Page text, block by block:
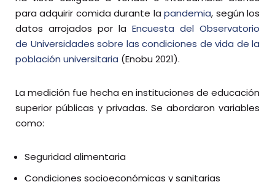
para adquirir comida durante lapandemia, según los
datos arrojados por la Encuesta del Observatorio
de Universidades sobre las condiciones de vida de la
población universitaria (Enobu 2021).
La medición fue hecha en instituciones de educación
superior públicas y privadas. Se abordaron variables
como:
Seguridad alimentaria
Condiciones socioeconómicas y sanitarias